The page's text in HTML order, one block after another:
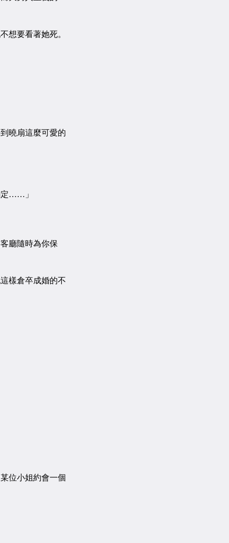
想要看著她死。
曉扇這麼可愛的
定……」
廳隨時為你保
樣倉卒成婚的不
位小姐約會一個